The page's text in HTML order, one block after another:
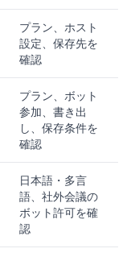
プラン、ホスト
設定、保存先を
確認
プラン、ボット
参加、書き出
し、保存条件を
確認
日本語・多言
語、社外会議の
ボット許可を確
認